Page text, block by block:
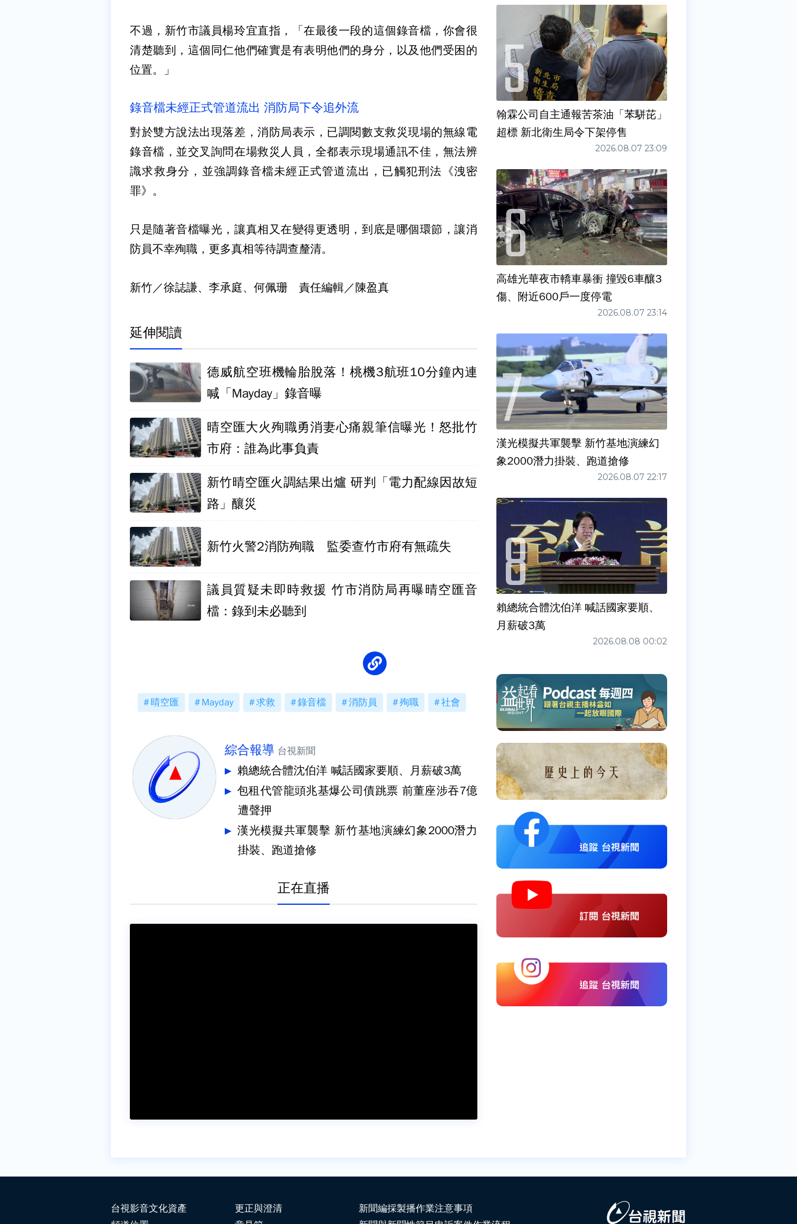
不過，新竹市議員楊玲宜直指，「在最後一段的這個錄音檔，你會很
清楚聽到，這個同仁他們確實是有表明他們的身分，以及他們受困的
位置。」
錄音檔未經正式管道流出 消防局下令追外流
對於雙方說法出現落差，消防局表示，已調閱數支救災現場的無線電
錄音檔，並交叉詢問在場救災人員，全都表示現場通訊不佳，無法辨
識求救身分，並強調錄音檔未經正式管道流出，已觸犯刑法《洩密
罪》。
只是隨著音檔曝光，讓真相又在變得更透明，到底是哪個環節，讓消
防員不幸殉職，更多真相等待調查釐清。
新竹／徐誌謙、李承庭、何佩珊 責任編輯／陳盈真
延伸閱讀
德威航空班機輪胎脫落！桃機3航班10分鐘內連
喊「Mayday」錄音曝
晴空匯大火殉職勇消妻心痛親筆信曝光！怒批竹
市府：誰為此事負責
新竹晴空匯火調結果出爐 研判「電力配線因故短
路」釀災
新竹火警2消防殉職 監委查竹市府有無疏失
議員質疑未即時救援 竹市消防局再曝晴空匯音
檔：錄到未必聽到
晴空匯 Mayday 求救 錄音檔 消防員 殉職 社會
綜合報導 台視新聞
賴總統合體沈伯洋 喊話國家要順、月薪破3萬
包租代管龍頭兆基爆公司債跳票 前董座涉吞7億
遭聲押
漢光模擬共軍襲擊 新竹基地演練幻象2000潛力
掛裝、跑道搶修
正在直播
翰霖公司自主通報苦茶油「苯駢芘」
超標 新北衛生局令下架停售
2026.08.07 23:09
高雄光華夜市轎車暴衝 撞毀6車釀3
傷、附近600戶一度停電
2026.08.07 23:14
漢光模擬共軍襲擊 新竹基地演練幻
象2000潛力掛裝、跑道搶修
2026.08.07 22:17
賴總統合體沈伯洋 喊話國家要順、
月薪破3萬
2026.08.08 00:02
台視影音文化資產
更正與澄清
新聞編採製播作業注意事項